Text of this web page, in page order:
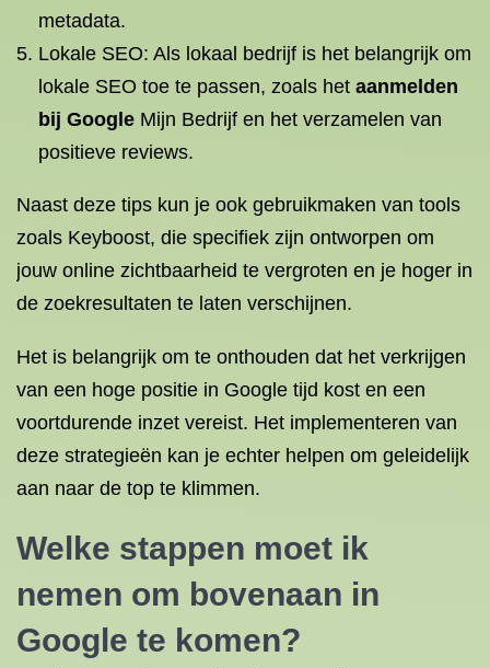
metadata.
Lokale SEO: Als lokaal bedrijf is het belangrijk om
lokale SEO toe te passen, zoals het aanmelden
bij Google Mijn Bedrijf en het verzamelen van
positieve reviews.
Naast deze tips kun je ook gebruikmaken van tools
zoals Keyboost, die specifiek zijn ontworpen om
jouw online zichtbaarheid te vergroten en je hoger in
de zoekresultaten te laten verschijnen.
Het is belangrijk om te onthouden dat het verkrijgen
van een hoge positie in Google tijd kost en een
voortdurende inzet vereist. Het implementeren van
deze strategieën kan je echter helpen om geleidelijk
aan naar de top te klimmen.
Welke stappen moet ik
nemen om bovenaan in
Google te komen?